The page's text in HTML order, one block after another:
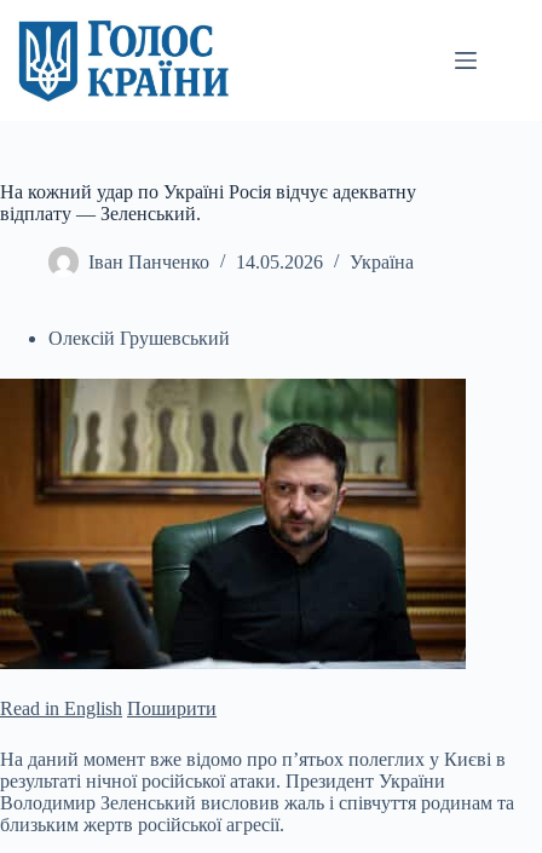
вмісту
На кожний удар по Україні Росія відчує адекватну
відплату — Зеленський.
Іван Панченко 14.05.2026 Україна
Олексій Грушевський
Read in English Поширити
На даний момент вже відомо про п’ятьох полеглих у Києві в
результаті нічної російської атаки. Президент України
Володимир Зеленський висловив жаль і співчуття родинам та
близьким жертв російської агресії.